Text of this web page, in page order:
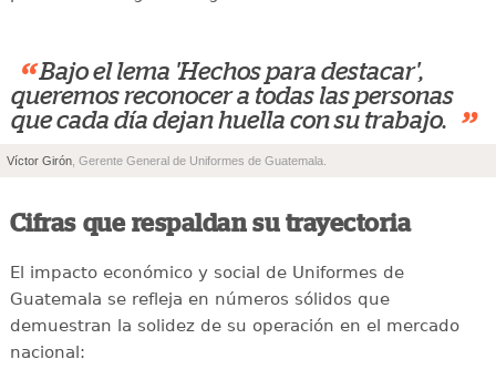
“ Bajo el lema 'Hechos para destacar',
queremos reconocer a todas las personas
que cada día dejan huella con su trabajo.
”
Víctor Girón , Gerente General de Uniformes de Guatemala.
Cifras que respaldan su trayectoria
El impacto económico y social de Uniformes de
Guatemala se refleja en números sólidos que
demuestran la solidez de su operación en el mercado
nacional: